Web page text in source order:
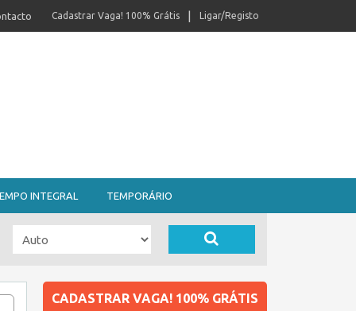
Ligar/Registo
Cadastrar Vaga! 100% Grátis
INTEGRAL TEMPORÁRIO
CADASTRAR VAGA! 100% GRÁTIS